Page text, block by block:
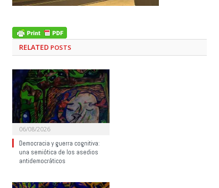
RELATED POSTS
06/08/2026
Democracia y guerra cognitiva:
una semiótica de los asedios
antidemocráticos